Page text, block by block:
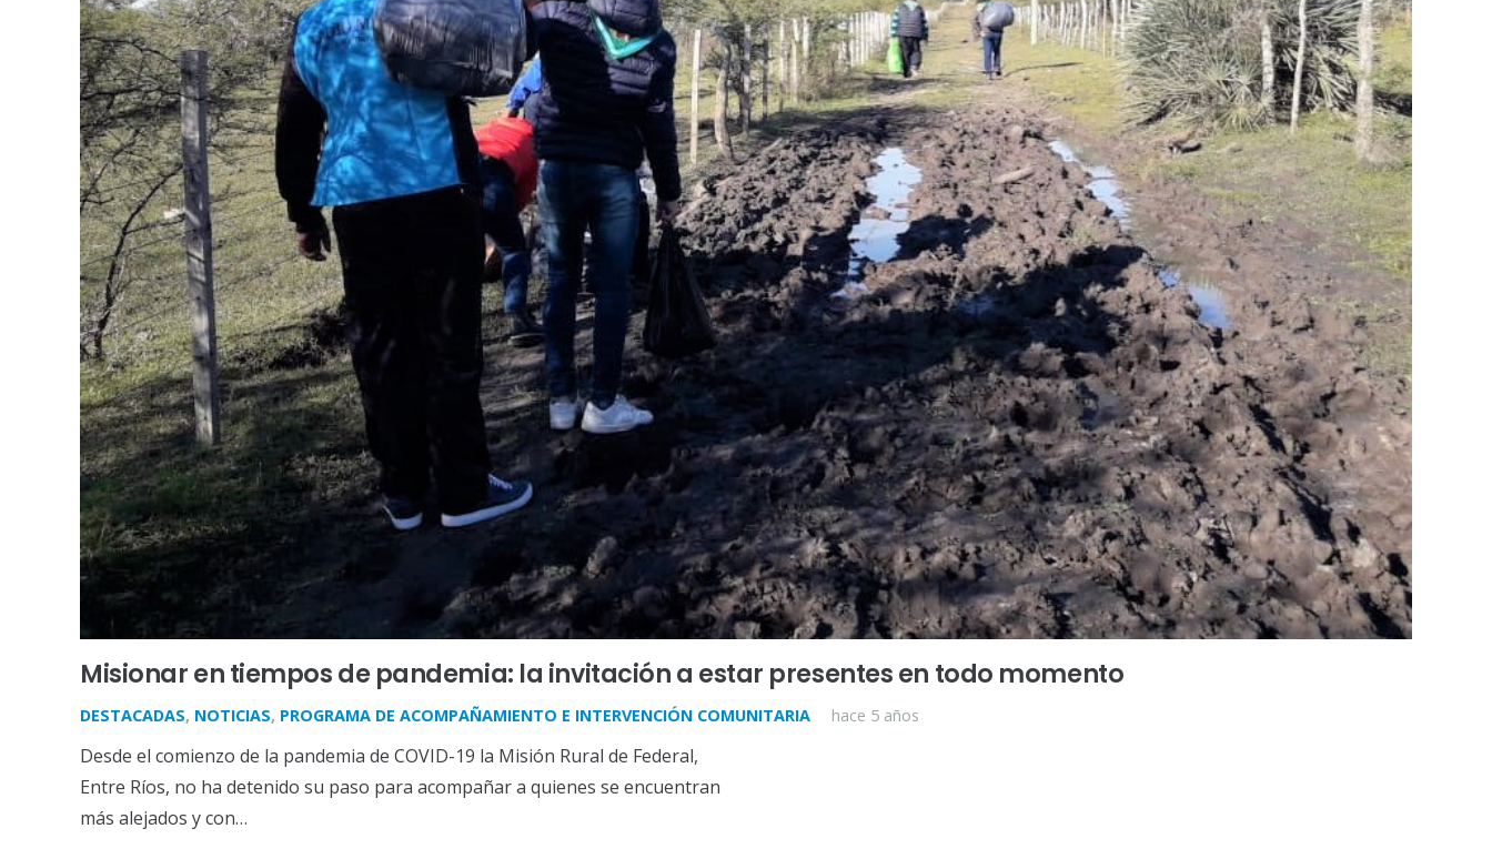
Misionar en tiempos de pandemia: la invitación a estar presentes en todo momento
DESTACADAS, NOTICIAS, PROGRAMA DE ACOMPAÑAMIENTO E INTERVENCIÓN COMUNITARIA hace 5 años
Desde el comienzo de la pandemia de COVID-19 la Misión Rural de Federal,
Entre Ríos, no ha detenido su paso para acompañar a quienes se encuentran
más alejados y con…